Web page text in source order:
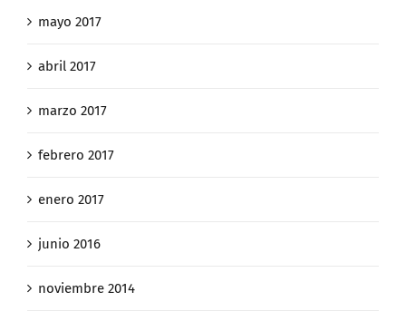
mayo 2017
abril 2017
marzo 2017
febrero 2017
enero 2017
junio 2016
noviembre 2014